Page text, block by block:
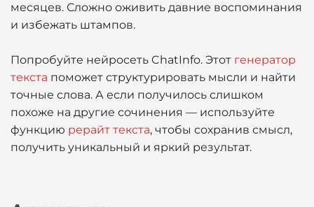
месяцев. Сложно оживить давние воспоминания
и избежать штампов.
Попробуйте нейросеть ChatInfo. Этот генератор
текста поможет структурировать мысли и найти
точные слова. А если получилось слишком
похоже на другие сочинения — используйте
функцию рерайт текста, чтобы сохранив смысл,
получить уникальный и яркий результат.